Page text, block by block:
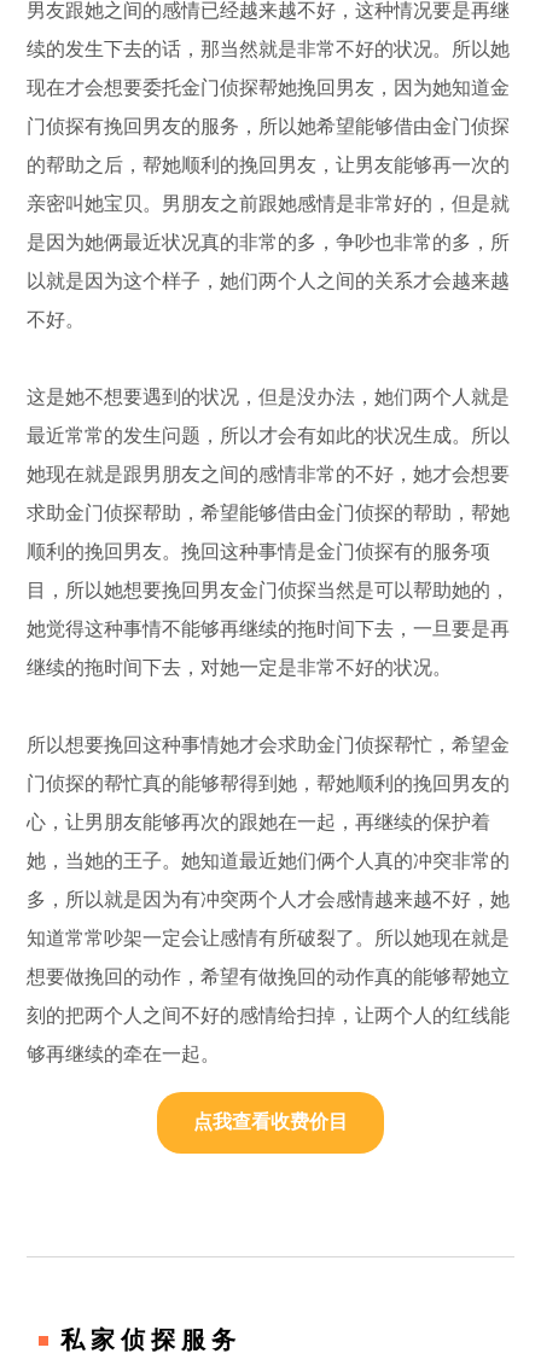
男友跟她之间的感情已经越来越不好，这种情况要是再继
续的发生下去的话，那当然就是非常不好的状况。所以她
现在才会想要委托金门侦探帮她挽回男友，因为她知道金
门侦探有挽回男友的服务，所以她希望能够借由金门侦探
的帮助之后，帮她顺利的挽回男友，让男友能够再一次的
亲密叫她宝贝。男朋友之前跟她感情是非常好的，但是就
是因为她俩最近状况真的非常的多，争吵也非常的多，所
以就是因为这个样子，她们两个人之间的关系才会越来越
不好。
这是她不想要遇到的状况，但是没办法，她们两个人就是
最近常常的发生问题，所以才会有如此的状况生成。所以
她现在就是跟男朋友之间的感情非常的不好，她才会想要
求助金门侦探帮助，希望能够借由金门侦探的帮助，帮她
顺利的挽回男友。挽回这种事情是金门侦探有的服务项
目，所以她想要挽回男友金门侦探当然是可以帮助她的，
她觉得这种事情不能够再继续的拖时间下去，一旦要是再
继续的拖时间下去，对她一定是非常不好的状况。
所以想要挽回这种事情她才会求助金门侦探帮忙，希望金
门侦探的帮忙真的能够帮得到她，帮她顺利的挽回男友的
心，让男朋友能够再次的跟她在一起，再继续的保护着
她，当她的王子。她知道最近她们俩个人真的冲突非常的
多，所以就是因为有冲突两个人才会感情越来越不好，她
知道常常吵架一定会让感情有所破裂了。所以她现在就是
想要做挽回的动作，希望有做挽回的动作真的能够帮她立
刻的把两个人之间不好的感情给扫掉，让两个人的红线能
够再继续的牵在一起。
点我查看收费价目
私家侦探服务